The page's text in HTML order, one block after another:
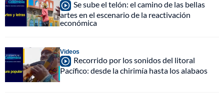
Se sube el telón: el camino de las bellas
artes en el escenario de la reactivación
económica
Videos
Recorrido por los sonidos del litoral
Pacífico: desde la chirimía hasta los alabaos